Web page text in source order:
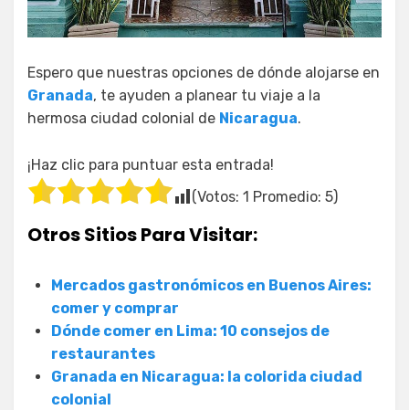
Espero que nuestras opciones de dónde alojarse en
Granada, te ayuden a planear tu viaje a la
hermosa ciudad colonial de Nicaragua.
¡Haz clic para puntuar esta entrada!
(Votos: 1 Promedio: 5)
Otros Sitios Para Visitar:
Mercados gastronómicos en Buenos Aires:
comer y comprar
Dónde comer en Lima: 10 consejos de
restaurantes
Granada en Nicaragua: la colorida ciudad
colonial